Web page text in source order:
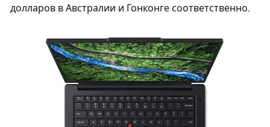
долларов в Австралии и Гонконге соответственно.